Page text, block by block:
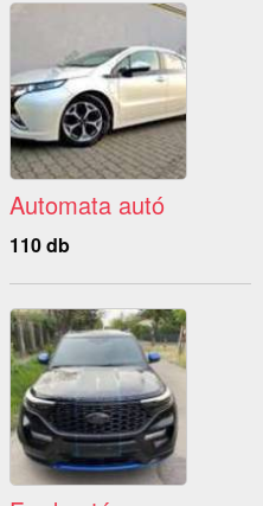
Automata autó
110 db